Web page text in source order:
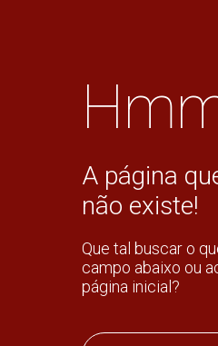
A página
não existe!
Que tal buscar o
campo abaixo ou
página inicial?